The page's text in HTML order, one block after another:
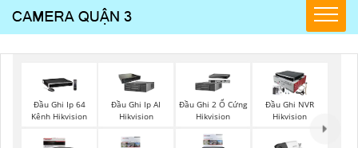
Đầu Ghi Ip 64
Kênh Hikvision
Đầu Ghi Ip AI
Hikvision
Đầu Ghi 2 Ổ Cứng
Hikvision
Đầu Ghi NVR
Hikvision